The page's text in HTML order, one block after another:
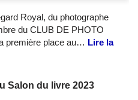
Royal, du photographe
du CLUB DE PHOTO
première place au… Lire la
Salon du livre 2023